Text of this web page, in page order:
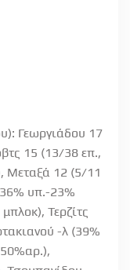
Γεωργιάδου 17
15 (13/38 επ.,
Μεταξά 12 (5/11
υπ.-23%
Τερζίτς
-λ (39%